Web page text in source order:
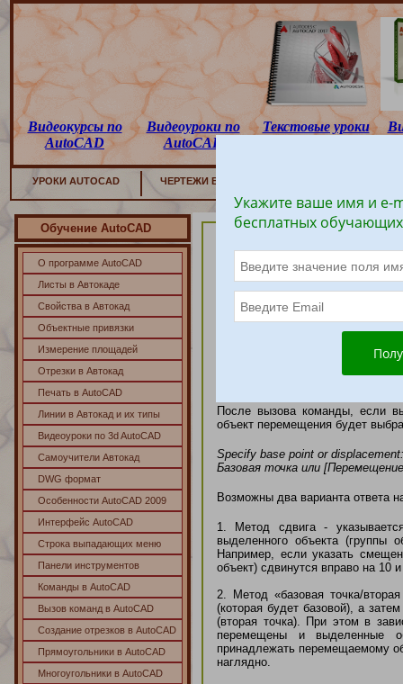
Видеокурсы по
AutoCAD
Видеоуроки по
AutoCAD
Текстовые уроки
УРОКИ AUTOCAD ЧЕРТЕЖИ В
Обучение AutoCAD
О программе AutoCAD
Листы в Автокаде
Свойства в Автокад
Объектные привязки
Измерение площадей
Отрезки в Автокад
Печать в AutoCAD
Линии в Автокад и их типы
Видеоуроки по 3d AutoCAD
Самоучители Автокад
DWG формат
Особенности AutoCAD 2009
Интерфейс AutoCAD
Строка выпадающих меню
Панели инструментов
Команды в AutoCAD
Вызов команд в AutoCAD
Создание отрезков в AutoCAD
Прямоугольники в AutoCAD
Многоугольники в AutoCAD
Команда Move(Перемещение).
места на другое. Вызвать эту
щелчком мыши по кнопке на
После вызова команды, если
объект перемещения будет
Specify base point or displacement:
Базовая точка или
Возможны два варианта ответа
1. Метод сдвига -
выделенного объекта (группы
Например, если указать
объект) сдвинутся вправо на 10
2. Метод «базовая точка/
(которая будет базовой), а
(вторая точка). При этом в
перемещены и выделенные
принадлежать перемещаемому
наглядно.
Укажите ваше имя и e-
бесплатных